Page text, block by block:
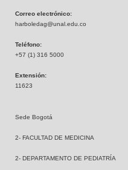
Correo electrónico:
harboledag@unal.edu.co
Teléfono:
+57 (1) 316 5000
Extensión:
11623
Sede Bogotá
2- FACULTAD DE MEDICINA
2- DEPARTAMENTO DE PEDIATRÍA